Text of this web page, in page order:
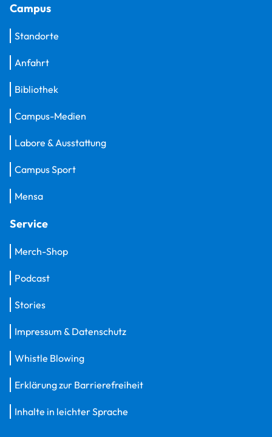
Campus
Standorte
Anfahrt
Bibliothek
Campus-Medien
Labore & Ausstattung
Campus Sport
Mensa
Service
Merch-Shop
Podcast
Stories
Impressum & Datenschutz
Whistle Blowing
Erklärung zur Barrierefreiheit
Inhalte in leichter Sprache